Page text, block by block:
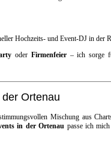
Hochzeits- und Event-DJ in der
oder Firmenfeier– ich sorge
Ortenau
Mischung aus
in der Ortenau passe ich